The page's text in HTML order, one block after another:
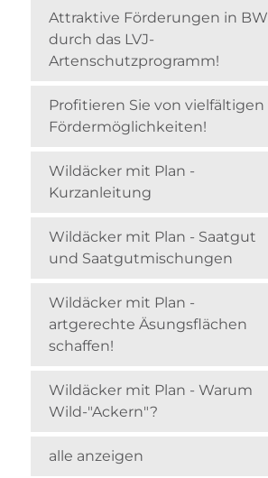
Attraktive Förderungen in BW
durch das LVJ-
Artenschutzprogramm!
Profitieren Sie von vielfältigen
Fördermöglichkeiten!
Wildäcker mit Plan -
Kurzanleitung
Wildäcker mit Plan - Saatgut
und Saatgutmischungen
Wildäcker mit Plan -
artgerechte Äsungsflächen
schaffen!
Wildäcker mit Plan - Warum
Wild-"Ackern"?
alle anzeigen